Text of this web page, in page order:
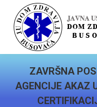
ZAVRŠNA
AGENCIJE AKAZ